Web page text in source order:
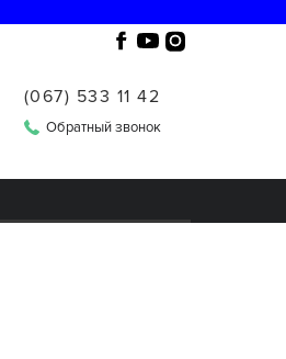
(067) 533 11 42
Обратный звонок